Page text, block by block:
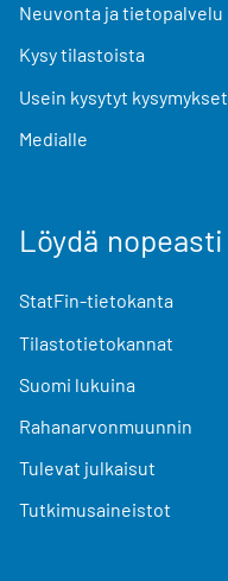
Neuvonta ja tietopalvelu
Kysy tilastoista
Usein kysytyt kysymykset
Medialle
Löydä nopeasti
StatFin-tietokanta
Tilastotietokannat
Suomi lukuina
Rahanarvonmuunnin
Tulevat julkaisut
Tutkimusaineistot